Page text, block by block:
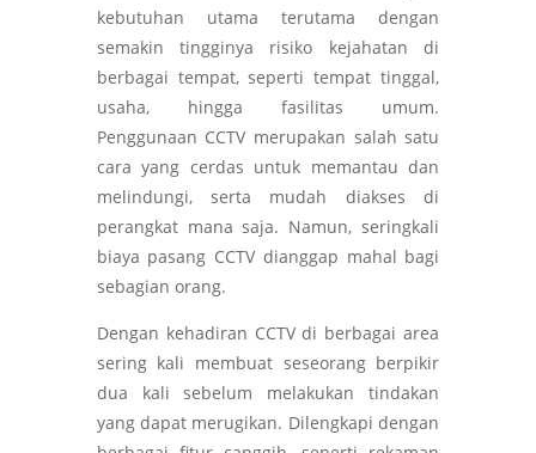
kebutuhan utama terutama dengan
semakin tingginya risiko kejahatan di
berbagai tempat, seperti tempat tinggal,
usaha, hingga fasilitas umum.
Penggunaan CCTV merupakan salah satu
cara yang cerdas untuk memantau dan
melindungi, serta mudah diakses di
perangkat mana saja. Namun, seringkali
biaya pasang CCTV dianggap mahal bagi
sebagian orang.
Dengan kehadiran CCTV di berbagai area
sering kali membuat seseorang berpikir
dua kali sebelum melakukan tindakan
yang dapat merugikan. Dilengkapi dengan